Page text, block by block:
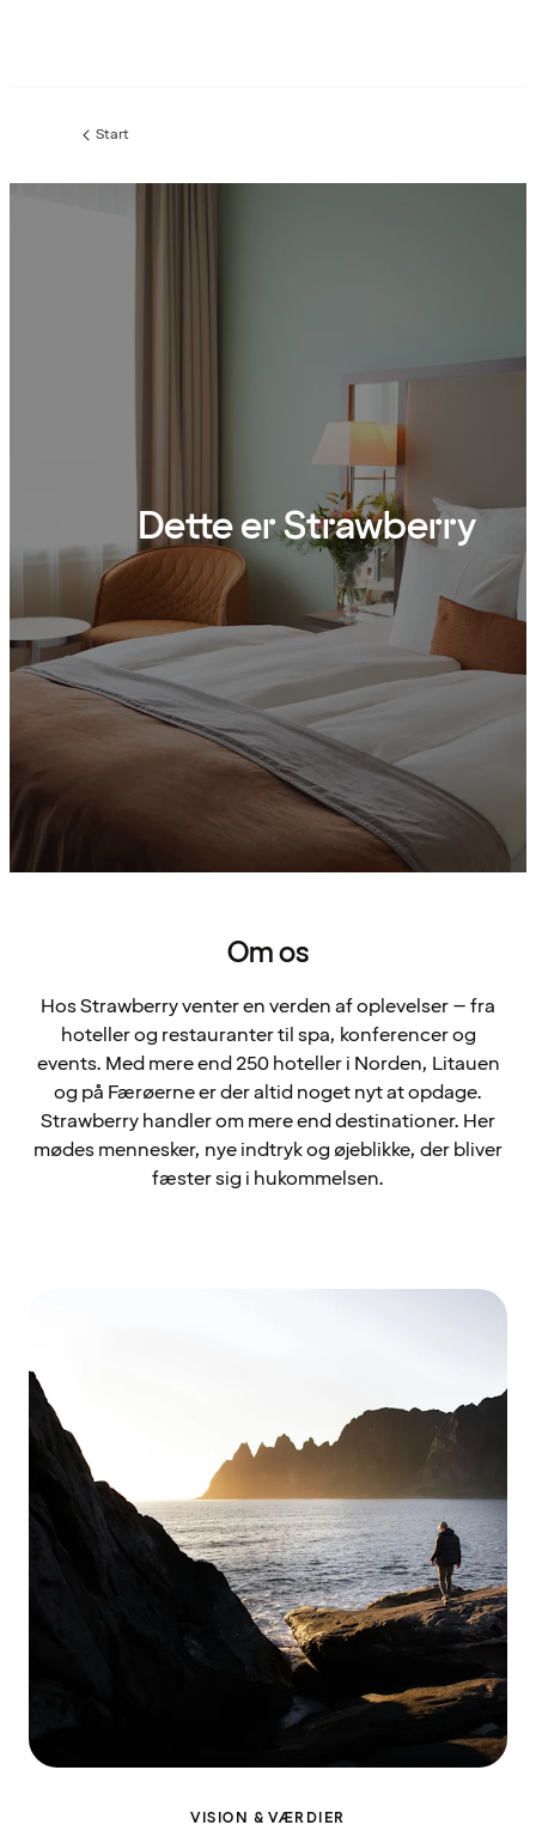
Start
Dette er Strawberry
Om os
Hos Strawberry venter en verden af oplevelser – fra
hoteller og restauranter til spa, konferencer og
events. Med mere end 250 hoteller i Norden, Litauen
og på Færøerne er der altid noget nyt at opdage.
Strawberry handler om mere end destinationer. Her
mødes mennesker, nye indtryk og øjeblikke, der bliver
fæster sig i hukommelsen.
VISION & VÆRDIER